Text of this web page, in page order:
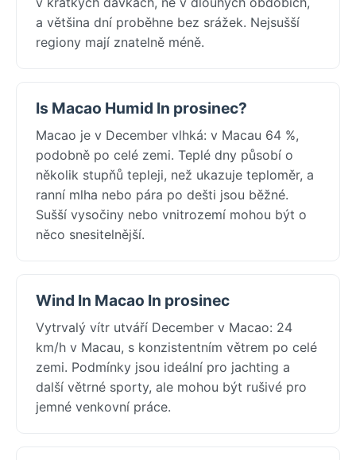
a většina dní proběhne bez srážek. Nejsušší
regiony mají znatelně méně.
Is Macao Humid In prosinec?
Macao je v December vlhká: v Macau 64 %,
podobně po celé zemi. Teplé dny působí o
několik stupňů tepleji, než ukazuje teploměr, a
ranní mlha nebo pára po dešti jsou běžné.
Sušší vysočiny nebo vnitrozemí mohou být o
něco snesitelnější.
Wind In Macao In prosinec
Vytrvalý vítr utváří December v Macao: 24
km/h v Macau, s konzistentním větrem po celé
zemi. Podmínky jsou ideální pro jachting a
další větrné sporty, ale mohou být rušivé pro
jemné venkovní práce.